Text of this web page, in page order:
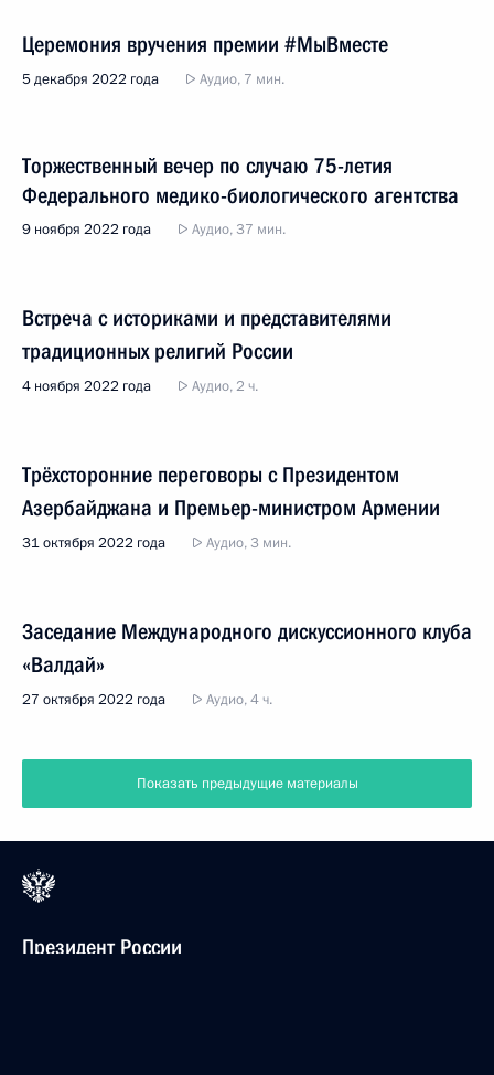
Церемония вручения премии #МыВместе
5 декабря 2022 года Аудио, 7 мин.
Торжественный вечер по случаю 75-летия
Федерального медико-биологического агентства
9 ноября 2022 года Аудио, 37 мин.
Встреча с историками и представителями
традиционных религий России
4 ноября 2022 года Аудио, 2 ч.
Трёхсторонние переговоры с Президентом
Азербайджана и Премьер-министром Армении
31 октября 2022 года Аудио, 3 мин.
Заседание Международного дискуссионного клуба
«Валдай»
27 октября 2022 года Аудио, 4 ч.
Показать предыдущие материалы
Президент России